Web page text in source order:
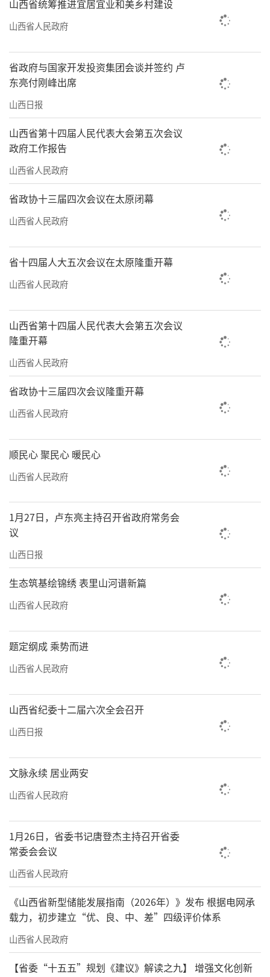
山西省统筹推进宜居宜业和美乡村建设
山西省人民政府
省政府与国家开发投资集团会谈并签约 卢
东亮付刚峰出席
山西日报
山西省第十四届人民代表大会第五次会议
政府工作报告
山西省人民政府
省政协十三届四次会议在太原闭幕
山西省人民政府
省十四届人大五次会议在太原隆重开幕
山西省人民政府
山西省第十四届人民代表大会第五次会议
隆重开幕
山西省人民政府
省政协十三届四次会议隆重开幕
山西省人民政府
顺民心 聚民心 暖民心
山西省人民政府
1月27日，卢东亮主持召开省政府常务会
议
山西日报
生态筑基绘锦绣 表里山河谱新篇
山西省人民政府
题定纲成 乘势而进
山西省人民政府
山西省纪委十二届六次全会召开
山西日报
文脉永续 居业两安
山西省人民政府
1月26日，省委书记唐登杰主持召开省委
常委会会议
山西省人民政府
《山西省新型储能发展指南（2026年）》发布 根据电网承
载力，初步建立“优、良、中、差”四级评价体系
山西省人民政府
【省委“十五五”规划《建议》解读之九】 增强文化创新